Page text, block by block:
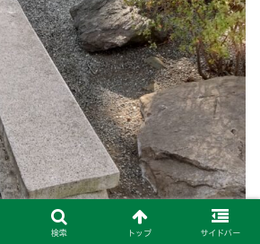
検索 トップ サイドバー